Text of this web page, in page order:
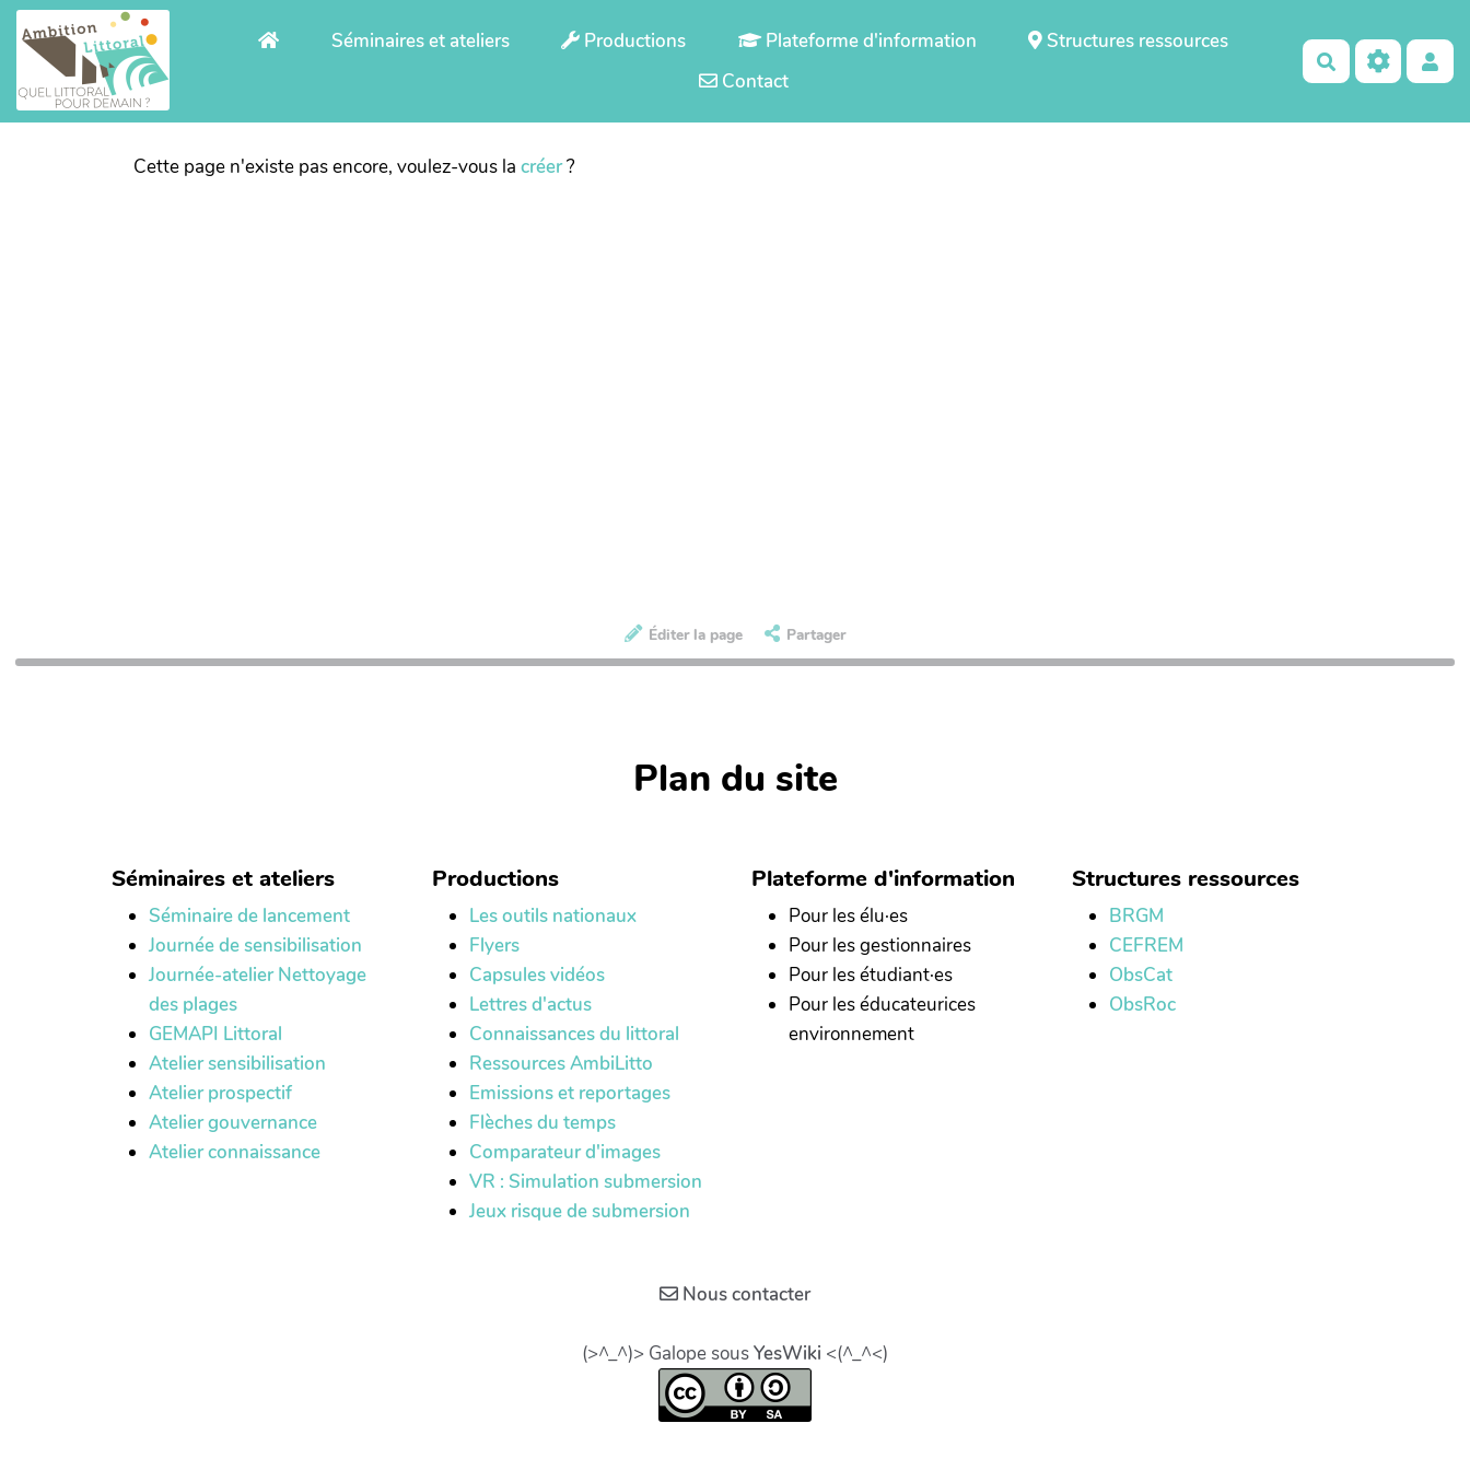
Aller au contenu principal
Séminaires et ateliers Productions Plateforme d'information
Structures ressources
Contact
Rechercher
Cette page n'existe pas encore, voulez-vous la créer?
Éditer la page Partager
Plan du site
Séminaires et ateliers
Séminaire de lancement
Journée de sensibilisation
Journée-atelier Nettoyage
des plages
GEMAPI Littoral
Atelier sensibilisation
Atelier prospectif
Atelier gouvernance
Atelier connaissance
Productions
Les outils nationaux
Flyers
Capsules vidéos
Lettres d'actus
Connaissances du littoral
Ressources AmbiLitto
Emissions et reportages
Flèches du temps
Comparateur d'images
VR : Simulation submersion
Jeux risque de submersion
Plateforme d'information
Pour les élu·es
Pour les gestionnaires
Pour les étudiant·es
Pour les éducateurices
environnement
Structures ressources
BRGM
CEFREM
ObsCat
ObsRoc
Nous contacter
(>^_^)> Galope sousYesWiki <(^_^<)